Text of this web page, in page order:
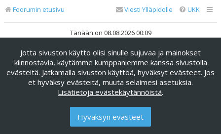
Foorumin etusivu UKK
Viesti Ylläpidolle
Tänään on 08.08.2026 00:09
Keskustelufoorumin ohjelmistophpBB® Forum Software ©
phpBB Limited
Käännös: phpBB Suomi (lurttinen, harritapio, Pettis)
phpBB Metro Theme byPixelGoose Studio
Yksityisyys|Ehdot
Jotta sivuston käyttö olisi sinulle sujuvaa ja mainokset
kiinnostavia, käytämme kumppaniemme kanssa sivustolla
evästeitä. Jatkamalla sivuston käyttöä, hyväksyt evästeet. Jos
et hyväksy evästeitä, muuta selaimesi asetuksia.
Lisätietoja evästekäytännöistä.
Hyväksyn evästeet